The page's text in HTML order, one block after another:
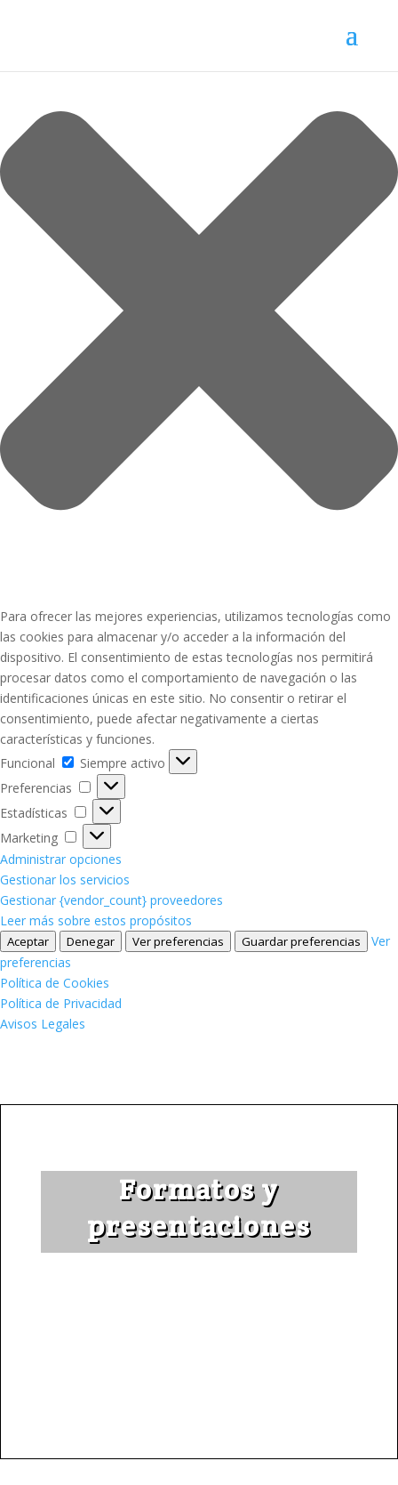
Para ofrecer las mejores experiencias, utilizamos tecnologías como
las cookies para almacenar y/o acceder a la información del
dispositivo. El consentimiento de estas tecnologías nos permitirá
procesar datos como el comportamiento de navegación o las
identificaciones únicas en este sitio. No consentir o retirar el
consentimiento, puede afectar negativamente a ciertas
características y funciones.
Funcional
Funcional
Siempre activo
Preferencias
Preferencias
Estadísticas
Estadísticas
Marketing
Marketing
Administrar opciones
Gestionar los servicios
Gestionar {vendor_count} proveedores
Leer más sobre estos propósitos
Aceptar Denegar Ver preferencias Guardar preferencias
Ver
preferencias
Política de Cookies
Política de Privacidad
Avisos Legales
Formatos y
presentaciones